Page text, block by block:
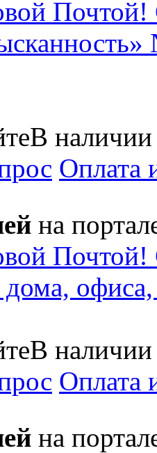
В наличии
Оплата
на
офиса,
В наличии
Оплата
на